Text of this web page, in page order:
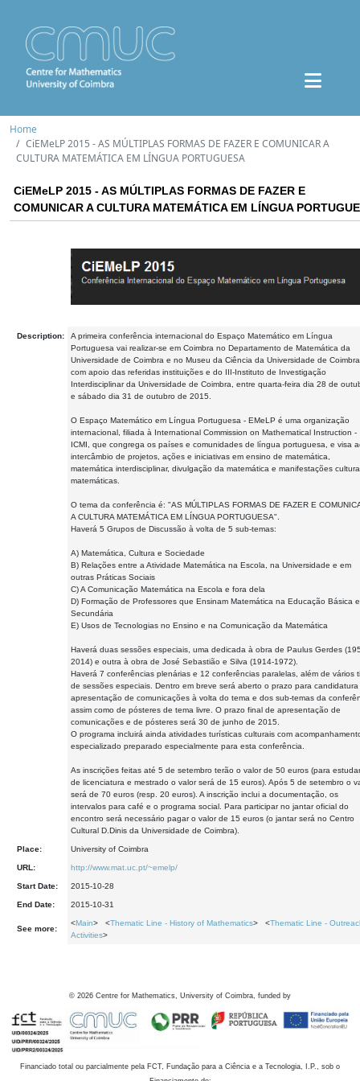
Home
CiEMeLP 2015 - AS MÚLTIPLAS FORMAS DE FAZER E COMUNICAR A
CULTURA MATEMÁTICA EM LÍNGUA PORTUGUESA
CiEMeLP 2015 - AS MÚLTIPLAS FORMAS DE FAZER E
COMUNICAR A CULTURA MATEMÁTICA EM LÍNGUA
Description:
A primeira conferência internacional do Espaço Matemático em Língua
Portuguesa vai realizar-se em Coimbra no Departamento de Matemática da
Universidade de Coimbra e no Museu da Ciência da Universidade de
com apoio das referidas instituições e do III-Instituto de Investigação
Interdisciplinar da Universidade de Coimbra, entre quarta-feira dia 28 de
e sábado dia 31 de outubro de 2015.
O Espaço Matemático em Língua Portuguesa - EMeLP é uma organização
internacional, filiada à International Commission on Mathematical Instruction -
ICMI, que congrega os países e comunidades de língua portuguesa, e visa
intercâmbio de projetos, ações e iniciativas em ensino de matemática,
matemática interdisciplinar, divulgação da matemática e manifestações
matemáticas.
O tema da conferência é: "AS MÚLTIPLAS FORMAS DE FAZER E
A CULTURA MATEMÁTICA EM LÍNGUA PORTUGUESA".
Haverá 5 Grupos de Discussão à volta de 5 sub-temas:
A) Matemática, Cultura e Sociedade
B) Relações entre a Atividade Matemática na Escola, na Universidade e em
outras Práticas Sociais
C) A Comunicação Matemática na Escola e fora dela
D) Formação de Professores que Ensinam Matemática na Educação Básica e
Secundária
E) Usos de Tecnologias no Ensino e na Comunicação da Matemática
Haverá duas sessões especiais, uma dedicada à obra de Paulus Gerdes
2014) e outra à obra de José Sebastião e Silva (1914-1972).
Haverá 7 conferências plenárias e 12 conferências paralelas, além de vários
de sessões especiais. Dentro em breve será aberto o prazo para candidatura
apresentação de comunicações à volta do tema e dos sub-temas da
assim como de pósteres de tema livre. O prazo final de apresentação de
comunicações e de pósteres será 30 de junho de 2015.
O programa incluirá ainda atividades turísticas culturais com
especializado preparado especialmente para esta conferência.
As inscrições feitas até 5 de setembro terão o valor de 50 euros (para
de licenciatura e mestrado o valor será de 15 euros). Após 5 de setembro o
será de 70 euros (resp. 20 euros). A inscrição inclui a documentação, os
intervalos para café e o programa social. Para participar no jantar oficial do
encontro será necessário pagar o valor de 15 euros (o jantar será no Centro
Cultural D.Dinis da Universidade de Coimbra).
Place: University of Coimbra
URL: http://www.mat.uc.pt/~emelp/
Start Date: 2015-10-28
End Date: 2015-10-31
See more:
<Main> <Thematic Line - History of Mathematics> <Thematic Line -
Activities>
© 2026 Centre for Mathematics, University of Coimbra, funded by
Financiado total ou parcialmente pela FCT, Fundação para a Ciência e a Tecnologia, I.P., sob o